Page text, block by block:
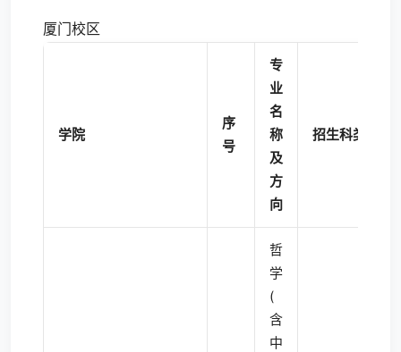
厦门校区
学院
序
号
专
业
名
称
及
方
向
招生科类
哲
学
(
含
中